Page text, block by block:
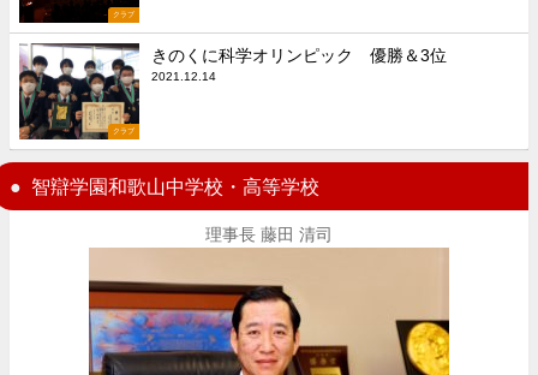
クラブ
クラブ
きのくに科学オリンピック 優勝＆3位
2021.12.14
智辯学園和歌山中学校・高等学校
理事長 藤田 清司